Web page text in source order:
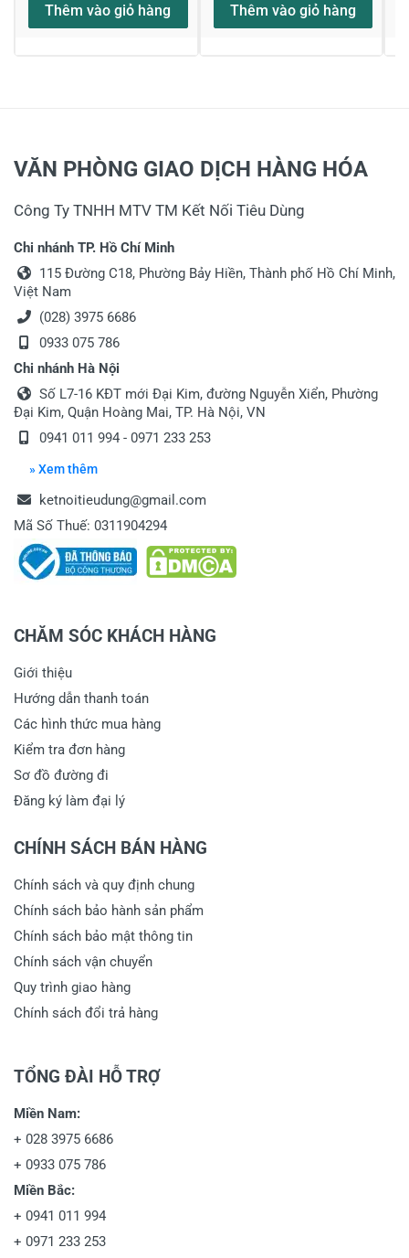
Thêm vào giỏ hàng Thêm vào giỏ hàng
VĂN PHÒNG GIAO DỊCH HÀNG HÓA
Công Ty TNHH MTV TM Kết Nối Tiêu Dùng
Chi nhánh TP. Hồ Chí Minh
115 Đường C18, Phường Bảy Hiền, Thành phố Hồ Chí Minh,
Việt Nam
(028) 3975 6686
0933 075 786
Chi nhánh Hà Nội
Số L7-16 KĐT mới Đại Kim, đường Nguyễn Xiển, Phường
Đại Kim, Quận Hoàng Mai, TP. Hà Nội, VN
0941 011 994 - 0971 233 253
» Xem thêm
ketnoitieudung@gmail.com
Mã Số Thuế: 0311904294
CHĂM SÓC KHÁCH HÀNG
Giới thiệu
Hướng dẫn thanh toán
Các hình thức mua hàng
Kiểm tra đơn hàng
Sơ đồ đường đi
Đăng ký làm đại lý
CHÍNH SÁCH BÁN HÀNG
Chính sách và quy định chung
Chính sách bảo hành sản phẩm
Chính sách bảo mật thông tin
Chính sách vận chuyển
Quy trình giao hàng
Chính sách đổi trả hàng
TỔNG ĐÀI HỖ TRỢ
Miền Nam:
+ 028 3975 6686
+ 0933 075 786
Miền Bắc:
+ 0941 011 994
+ 0971 233 253